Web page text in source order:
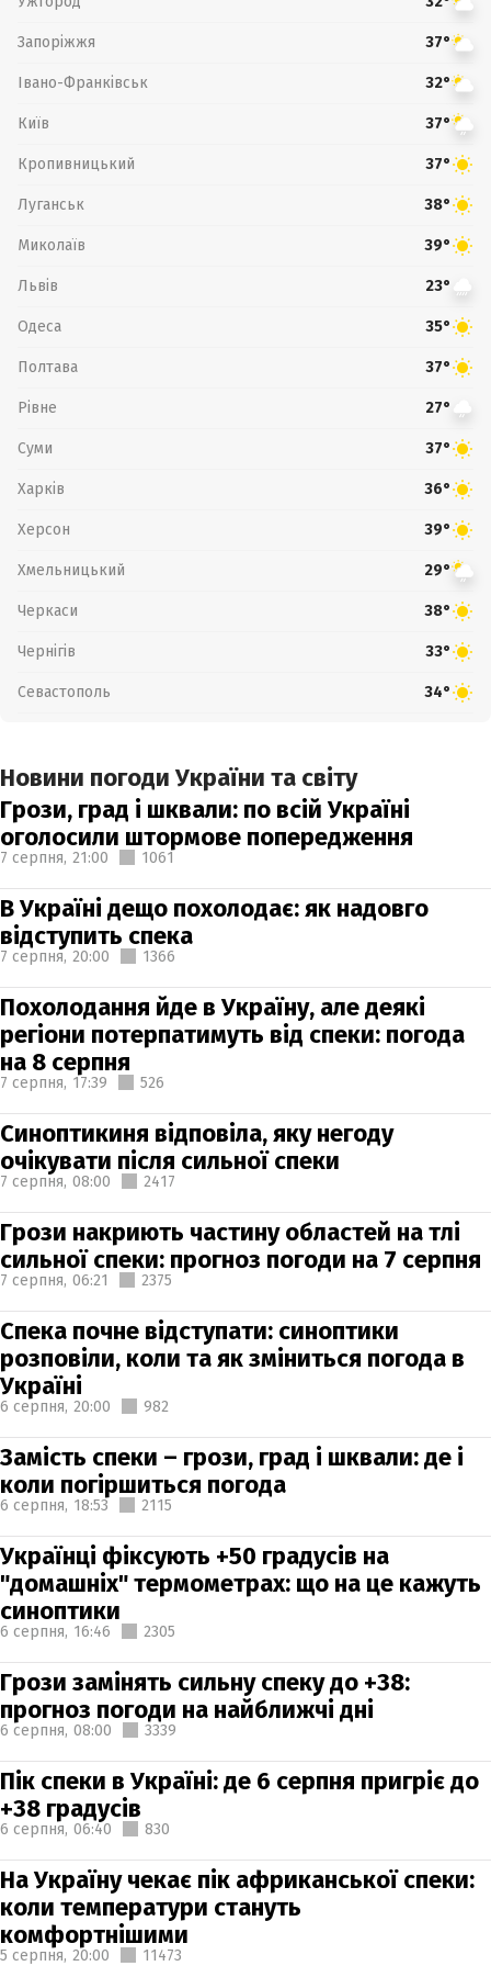
Запоріжжя 37°
Івано-Франківськ 32°
Київ 37°
Кропивницький 37°
Луганськ 38°
Миколаїв 39°
Львів 23°
Одеса 35°
Полтава 37°
Рівне 27°
Суми 37°
Харків 36°
Херсон 39°
Хмельницький 29°
Черкаси 38°
Чернігів 33°
Севастополь 34°
Новини погоди України та світу
Грози, град і шквали: по всій Україні
оголосили штормове попередження
7 серпня, 21:00 1061
В Україні дещо похолодає: як надовго
відступить спека
7 серпня, 20:00 1366
Похолодання йде в Україну, але деякі
регіони потерпатимуть від спеки: погода
на 8 серпня
7 серпня, 17:39 526
Синоптикиня відповіла, яку негоду
очікувати після сильної спеки
7 серпня, 08:00 2417
Грози накриють частину областей на тлі
сильної спеки: прогноз погоди на 7 серпня
7 серпня, 06:21 2375
Спека почне відступати: синоптики
розповіли, коли та як зміниться погода в
Україні
6 серпня, 20:00 982
Замість спеки – грози, град і шквали: де і
коли погіршиться погода
6 серпня, 18:53 2115
Українці фіксують +50 градусів на
"домашніх" термометрах: що на це кажуть
синоптики
6 серпня, 16:46 2305
Грози замінять сильну спеку до +38:
прогноз погоди на найближчі дні
6 серпня, 08:00 3339
Пік спеки в Україні: де 6 серпня пригріє до
+38 градусів
6 серпня, 06:40 830
На Україну чекає пік африканської спеки:
коли температури стануть
комфортнішими
5 серпня, 20:00 11473